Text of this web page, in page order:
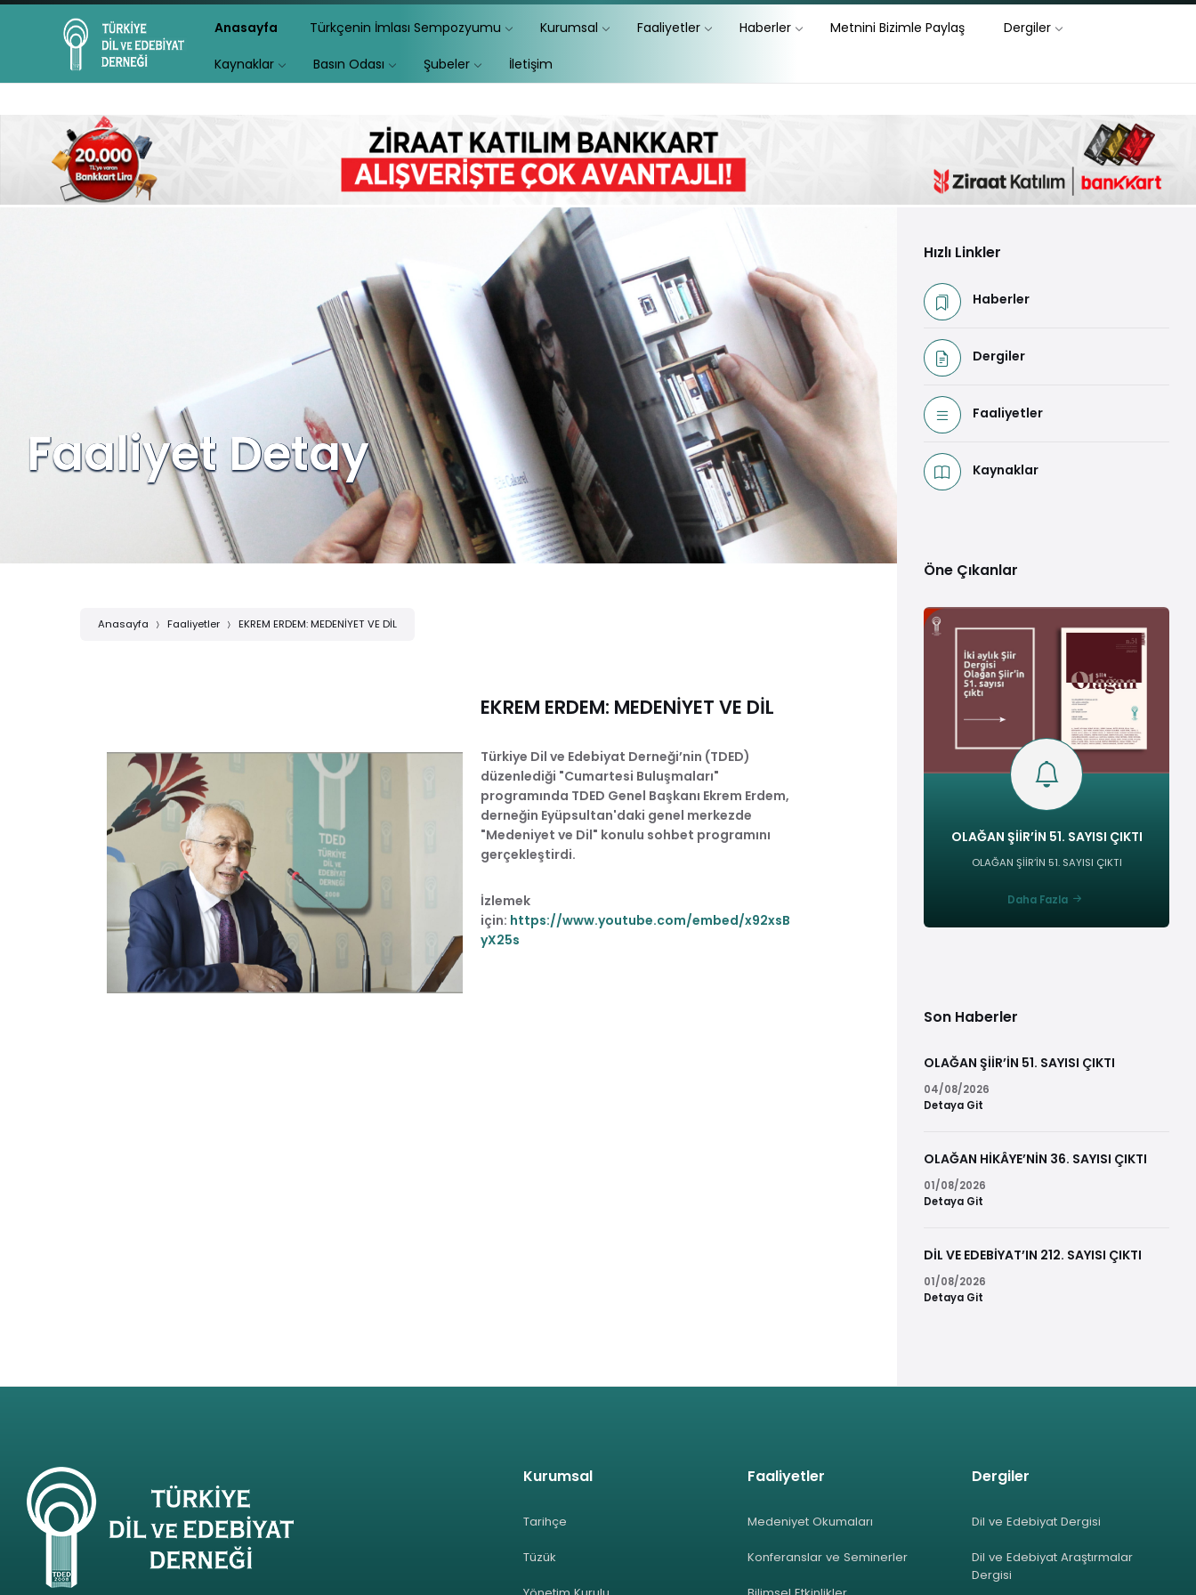
Anasayfa Türkçenin İmlası Sempozyumu Kurumsal Faaliyetler Haberler Metnini Bizimle Paylaş Dergiler
Kaynaklar Basın Odası Şubeler İletişim
Faaliyet Detay
Anasayfa Faaliyetler EKREM ERDEM: MEDENİYET VE DİL
EKREM ERDEM: MEDENİYET VE DİL
Türkiye Dil ve Edebiyat Derneği’nin (TDED)
düzenlediği "Cumartesi Buluşmaları"
programında TDED Genel Başkanı Ekrem Erdem,
derneğin Eyüpsultan'daki genel merkezde
"Medeniyet ve Dil" konulu sohbet programını
gerçekleştirdi.
İzlemek
için: https://www.youtube.com/embed/x92xsB
yX25s
Hızlı Linkler
Haberler
Dergiler
Faaliyetler
Kaynaklar
Öne Çıkanlar
OLAĞAN ŞİİR’İN 51. SAYISI ÇIKTI
OLAĞAN ŞİİR’İN 51. SAYISI ÇIKTI
Daha Fazla
Son Haberler
OLAĞAN ŞİİR’İN 51. SAYISI ÇIKTI
04/08/2026
Detaya Git
OLAĞAN HİKÂYE’NİN 36. SAYISI ÇIKTI
01/08/2026
Detaya Git
DİL VE EDEBİYAT’IN 212. SAYISI ÇIKTI
01/08/2026
Detaya Git
Kurumsal
Tarihçe
Tüzük
Faaliyetler
Medeniyet Okumaları
Konferanslar ve Seminerler
Dergiler
Dil ve Edebiyat Dergisi
Dil ve Edebiyat Araştırmalar
Dergisi